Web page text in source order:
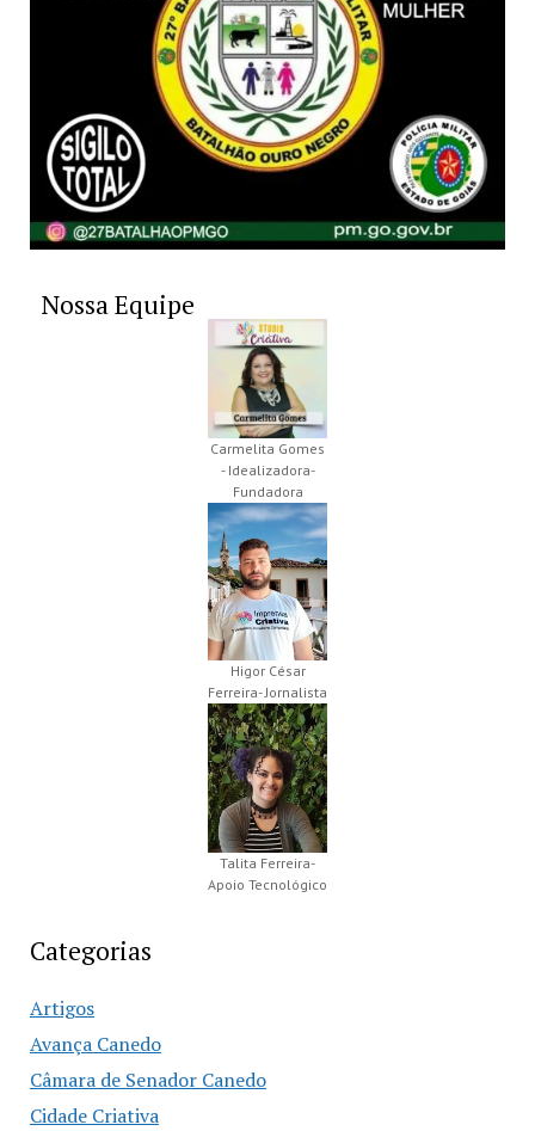
Nossa Equipe
Carmelita Gomes
- Idealizadora-
Fundadora
Higor César
Ferreira- Jornalista
Talita Ferreira-
Apoio Tecnológico
Categorias
Artigos
Avança Canedo
Câmara de Senador Canedo
Cidade Criativa